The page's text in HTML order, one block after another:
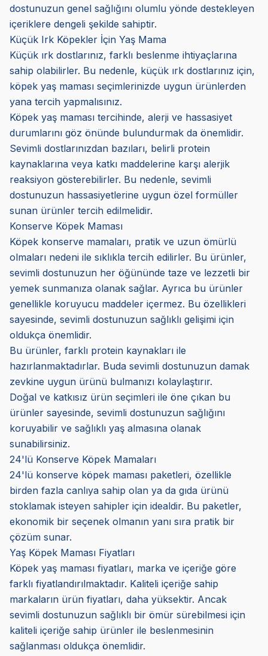
dostunuzun genel sağlığını olumlu yönde destekleyen
içeriklere dengeli şekilde sahiptir.
Küçük Irk Köpekler İçin Yaş Mama
Küçük ırk dostlarınız, farklı beslenme ihtiyaçlarına
sahip olabilirler. Bu nedenle, küçük ırk dostlarınız için,
köpek yaş maması seçimlerinizde uygun ürünlerden
yana tercih yapmalısınız.
Köpek yaş maması tercihinde, alerji ve hassasiyet
durumlarını göz önünde bulundurmak da önemlidir.
Sevimli dostlarınızdan bazıları, belirli protein
kaynaklarına veya katkı maddelerine karşı alerjik
reaksiyon gösterebilirler. Bu nedenle, sevimli
dostunuzun hassasiyetlerine uygun özel formüller
sunan ürünler tercih edilmelidir.
Konserve Köpek Maması
Köpek konserve mamaları, pratik ve uzun ömürlü
olmaları nedeni ile sıklıkla tercih edilirler. Bu ürünler,
sevimli dostunuzun her öğününde taze ve lezzetli bir
yemek sunmanıza olanak sağlar. Ayrıca bu ürünler
genellikle koruyucu maddeler içermez. Bu özellikleri
sayesinde, sevimli dostunuzun sağlıklı gelişimi için
oldukça önemlidir.
Bu ürünler, farklı protein kaynakları ile
hazırlanmaktadırlar. Buda sevimli dostunuzun damak
zevkine uygun ürünü bulmanızı kolaylaştırır.
Doğal ve katkısız ürün seçimleri ile öne çıkan bu
ürünler sayesinde, sevimli dostunuzun sağlığını
koruyabilir ve sağlıklı yaş almasına olanak
sunabilirsiniz.
24'lü Konserve Köpek Mamaları
24'lü konserve köpek maması paketleri, özellikle
birden fazla canlıya sahip olan ya da gıda ürünü
stoklamak isteyen sahipler için idealdir. Bu paketler,
ekonomik bir seçenek olmanın yanı sıra pratik bir
çözüm sunar.
Yaş Köpek Maması Fiyatları
Köpek yaş maması fiyatları, marka ve içeriğe göre
farklı fiyatlandırılmaktadır. Kaliteli içeriğe sahip
markaların ürün fiyatları, daha yüksektir. Ancak
sevimli dostunuzun sağlıklı bir ömür sürebilmesi için
kaliteli içeriğe sahip ürünler ile beslenmesinin
sağlanması oldukça önemlidir.